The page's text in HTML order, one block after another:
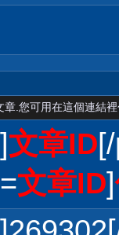
.您可用在這個連結
文章ID
文章ID]